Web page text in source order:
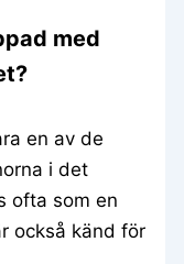
med
en av de
i det
ofta som en
också känd för